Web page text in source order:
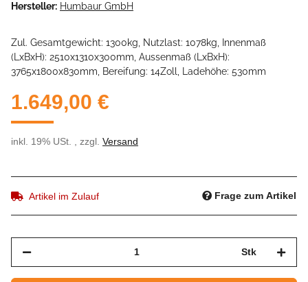
Hersteller: Humbaur GmbH
Zul. Gesamtgewicht: 1300kg, Nutzlast: 1078kg, Innenmaß
(LxBxH): 2510x1310x300mm, Aussenmaß (LxBxH):
3765x1800x830mm, Bereifung: 14Zoll, Ladehöhe: 530mm
1.649,00 €
inkl. 19% USt. , zzgl. Versand
Artikel im Zulauf Frage zum Artikel
Stk